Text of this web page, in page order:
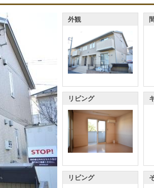
外観
リビング
リビング